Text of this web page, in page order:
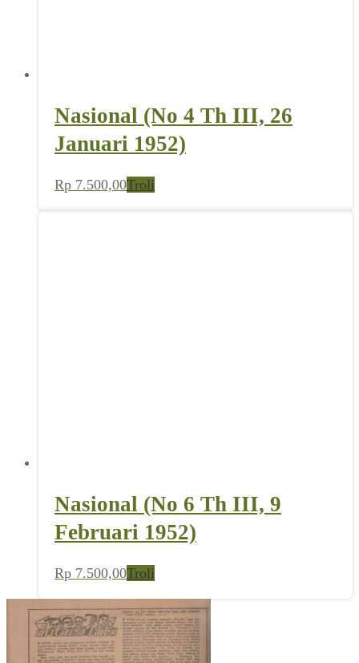
Nasional (No 4 Th III, 26
Januari 1952)
Rp 7.500,00Troli
Nasional (No 6 Th III, 9
Februari 1952)
Rp 7.500,00Troli